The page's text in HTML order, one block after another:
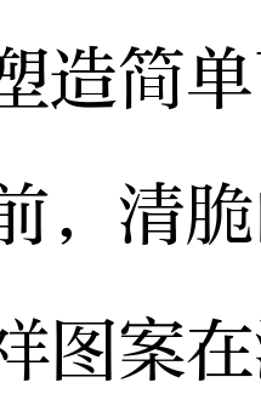
造简
，清
图案